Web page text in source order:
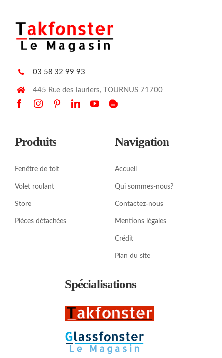
03 58 32 99 93
445 Rue des lauriers, TOURNUS 71700
Produits
Fenêtre de toit
Volet roulant
Store
Pièces détachées
Navigation
Accueil
Qui sommes-nous?
Contactez-nous
Mentions légales
Crédit
Plan du site
Spécialisations